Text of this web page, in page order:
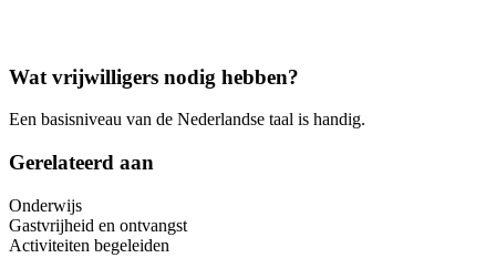
Wat vrijwilligers nodig hebben?
Een basisniveau van de Nederlandse taal is handig.
Gerelateerd aan
Onderwijs
Gastvrijheid en ontvangst
Activiteiten begeleiden